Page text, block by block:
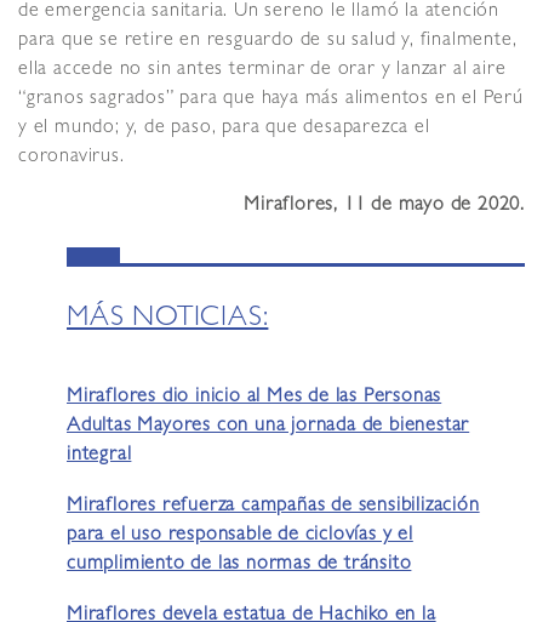
de emergencia sanitaria. Un sereno le llamó la atención
para que se retire en resguardo de su salud y, finalmente,
ella accede no sin antes terminar de orar y lanzar al aire
“granos sagrados” para que haya más alimentos en el Perú
y el mundo; y, de paso, para que desaparezca el
coronavirus.
Miraflores, 11 de mayo de 2020.
MÁS NOTICIAS:
Miraflores dio inicio al Mes de las Personas
Adultas Mayores con una jornada de bienestar
integral
Miraflores refuerza campañas de sensibilización
para el uso responsable de ciclovías y el
cumplimiento de las normas de tránsito
Miraflores devela estatua de Hachiko en la